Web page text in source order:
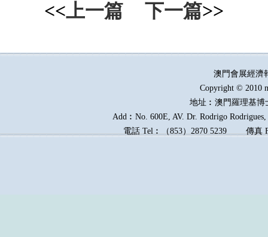
<<上一篇 下一篇>>
澳門會展經
Copyright © 2010
地址︰澳門羅理基博
Add︰No. 600E, AV. Dr. Rodrigo
電話 Tel︰（853）2870 5239傳真